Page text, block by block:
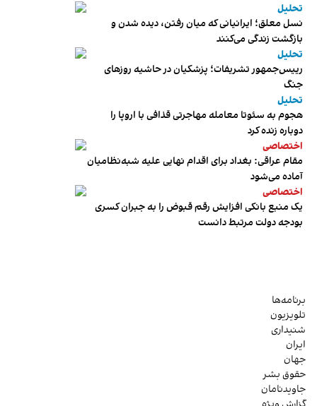
تحلیل
نسل معلق؛ ایرانیانی که میان رفتن، دیده شدن و
بازگشت زندگی می‌کنند
تحلیل
رییس‌جمهور تشریفات؛ پزشکیان در حاشیه روزهای
جنگ
تحلیل
هجوم به سئوتا معامله مهاجرتی قذافی با اروپا را
دوباره زنده کرد
اختصاصی
مقام عراقی: بغداد برای اقدام نهایی علیه شبه‌نظامیان
آماده می‌شود
اختصاصی
یک منبع بانکی افزایش رقم قبوض را به جبران کسری
بودجه دولت مرتبط دانست
برنامه‌ها
تلویزیون
شنیداری
ایران
جهان
حقوق بشر
جاویدنامان